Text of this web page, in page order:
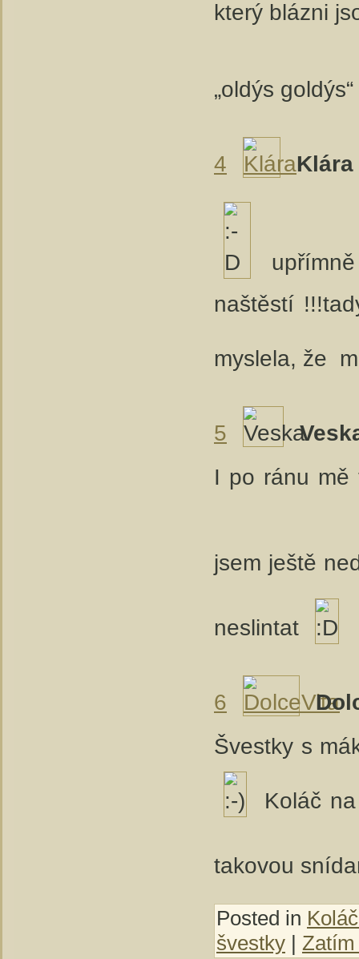
který blázni
„oldýs
4 Klára
naštěstí
myslela, že
5
I po ránu mě
jsem ještě
neslintat
6
Švestky s
Koláč
takovou
Posted in
švestky | Zatím